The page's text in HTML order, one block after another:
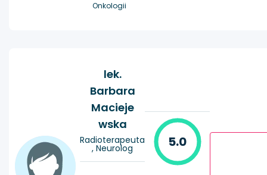
Onkologii
lek.
Barbara
Macieje
wska
Radioterapeuta
, Neurolog 5.0